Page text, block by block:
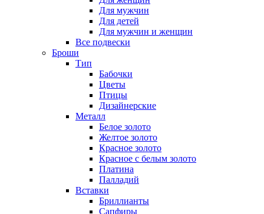
Для мужчин
Для детей
Для мужчин и женщин
Все подвески
Броши
Тип
Бабочки
Цветы
Птицы
Дизайнерские
Металл
Белое золото
Желтое золото
Красное золото
Красное с белым золото
Платина
Палладий
Вставки
Бриллианты
Сапфиры